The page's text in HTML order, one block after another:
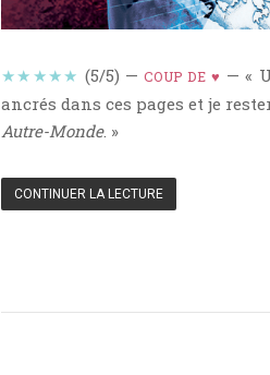
★★★★★ (5/5) —COUP DE ♥ — «
ancrés dans ces pages et je
Autre-Monde. »
CONTINUER LA LECTURE